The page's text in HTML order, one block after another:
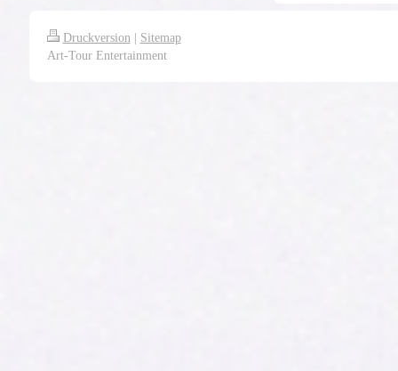
Druckversion | Sitemap
Art-Tour Entertainment